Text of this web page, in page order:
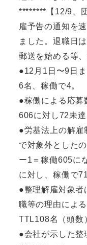
********【12/9、
雇予告の通知を
ました。退職日
郵送を始める等
●12月1日〜9日
6名、稼働で4。
●稼働による応募
606に対し72未達
●労基法上の解雇
で対象外とした
ー1＝稼働605に
に対し、稼働で
●整理解雇対象者
職等の理由によ
TTL108名（頭数
●会社が示した整